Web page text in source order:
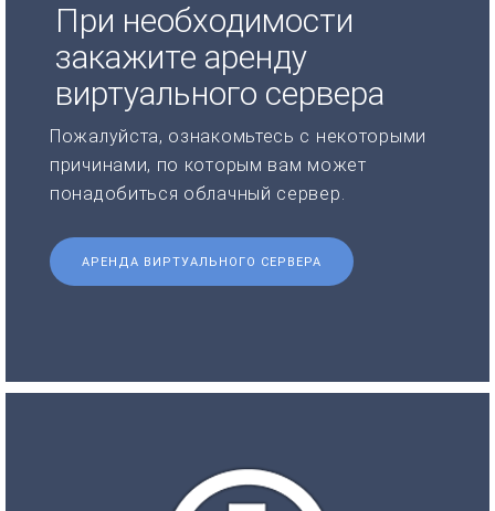
При необходимости
закажите аренду
виртуального сервера
Пожалуйста, ознакомьтесь с некоторыми
причинами, по которым вам может
понадобиться облачный сервер.
АРЕНДА ВИРТУАЛЬНОГО СЕРВЕРА